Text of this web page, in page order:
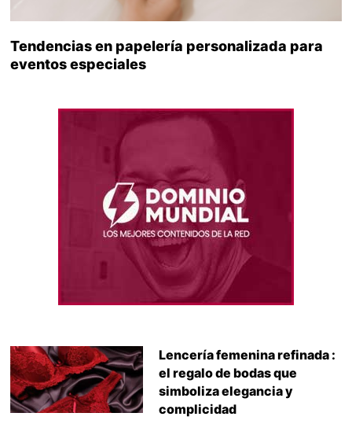
Tendencias en papelería personalizada para
eventos especiales
Lencería femenina refinada :
el regalo de bodas que
simboliza elegancia y
complicidad